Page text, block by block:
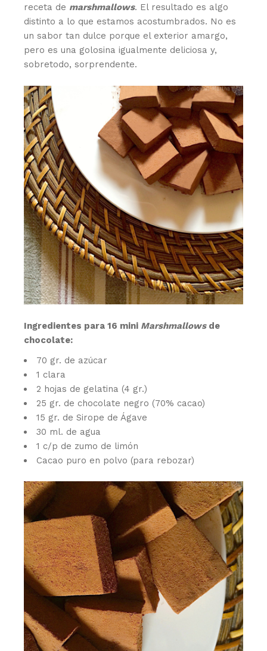
receta de marshmallows. El resultado es algo
distinto a lo que estamos acostumbrados. No es
un sabor tan dulce porque el exterior amargo,
pero es una golosina igualmente deliciosa y,
sobretodo, sorprendente.
Ingredientes para 16 mini Marshmallows de
chocolate:
70 gr. de azúcar
1 clara
2 hojas de gelatina (4 gr.)
25 gr. de chocolate negro (70% cacao)
15 gr. de Sirope de Ágave
30 ml. de agua
1 c/p de zumo de limón
Cacao puro en polvo (para rebozar)